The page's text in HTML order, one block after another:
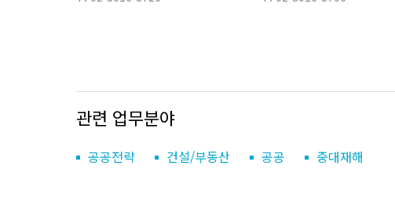
관련 업무분야
공공전략 건설/부동산 공공 중대재해